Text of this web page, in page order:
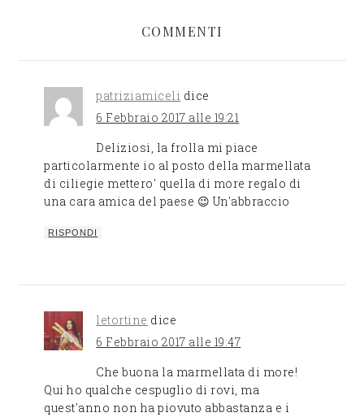
COMMENTI
patriziamiceli dice
6 Febbraio 2017 alle 19:21
Deliziosi, la frolla mi piace
particolarmente io al posto della marmellata
di ciliegie mettero' quella di more regalo di
una cara amica del paese 😉 Un'abbraccio
RISPONDI
letortine dice
6 Febbraio 2017 alle 19:47
Che buona la marmellata di more!
Qui ho qualche cespuglio di rovi, ma
quest'anno non ha piovuto abbastanza e i